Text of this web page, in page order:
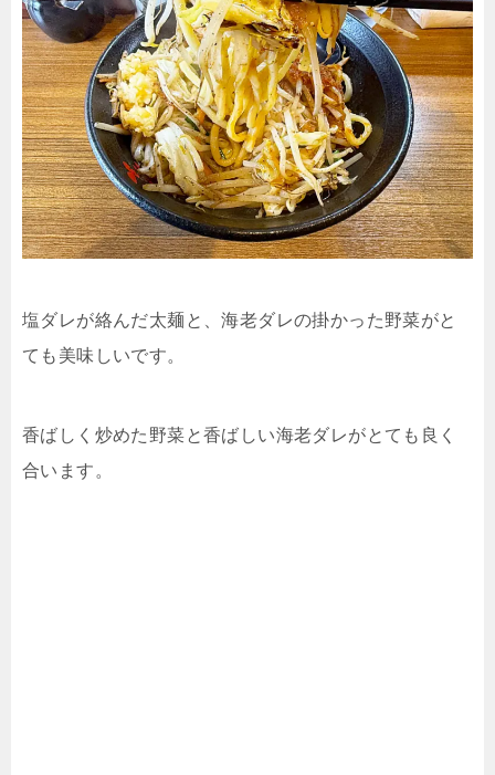
塩ダレが絡んだ太麺と、海老ダレの掛かった野菜がと
ても美味しいです。
香ばしく炒めた野菜と香ばしい海老ダレがとても良く
合います。